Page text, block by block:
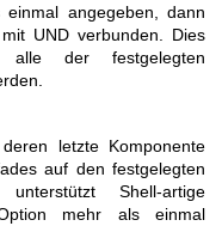
angegeben, dann
UND verbunden. Dies
der festgelegten
letzte Komponente
auf den festgelegten
Shell-artige
mehr als einmal